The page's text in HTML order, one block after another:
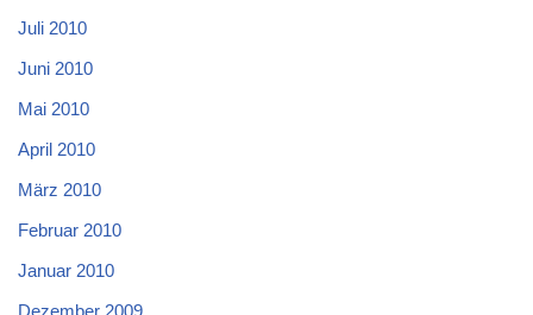
Juli 2010
Juni 2010
Mai 2010
April 2010
März 2010
Februar 2010
Januar 2010
Dezember 2009